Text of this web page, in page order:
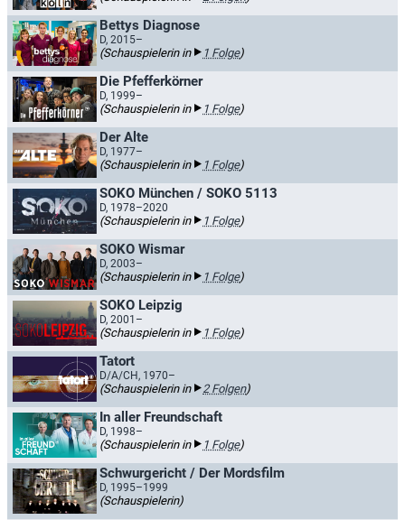
Bettys Diagnose
D, 2015–
(Schauspielerin in 1 Folge)
Die Pfefferkörner
D, 1999–
(Schauspielerin in 1 Folge)
Der Alte
D, 1977–
(Schauspielerin in 1 Folge)
SOKO München / SOKO 5113
D, 1978–2020
(Schauspielerin in 1 Folge)
SOKO Wismar
D, 2003–
(Schauspielerin in 1 Folge)
SOKO Leipzig
D, 2001–
(Schauspielerin in 1 Folge)
Tatort
D/A/CH, 1970–
(Schauspielerin in 2 Folgen)
In aller Freundschaft
D, 1998–
(Schauspielerin in 1 Folge)
Schwurgericht / Der Mordsfilm
D, 1995–1999
(Schauspielerin)